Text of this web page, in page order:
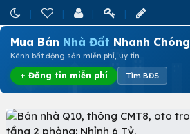
Mua Bán Nhà Đất Nhanh Chóng
Kênh bất động sản miễn phí, uy tín
+ Đăng tin miễn phí Tìm BĐS